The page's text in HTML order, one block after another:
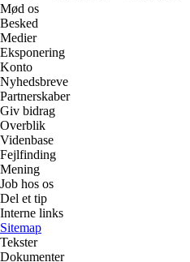
Mød os
Besked
Medier
Eksponering
Konto
Nyhedsbreve
Partnerskaber
Giv bidrag
Overblik
Videnbase
Fejlfinding
Mening
Job hos os
Del et tip
Interne links
Sitemap
Tekster
Dokumenter